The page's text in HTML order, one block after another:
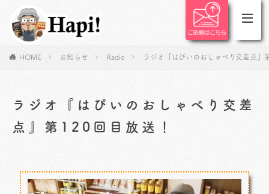
HOME お知らせ Radio ラジオ『はぴいのおしゃべり交差点』
ラジオ『はぴいのおしゃべり交差
点』第120回目放送！